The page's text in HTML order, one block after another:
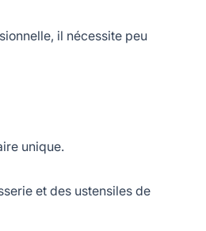
il nécessite peu
unique.
et des ustensiles de